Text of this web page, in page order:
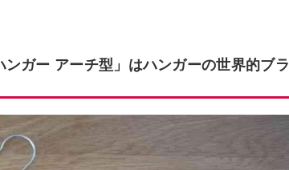
ガー アーチ型」はハンガーの世界的ブラ